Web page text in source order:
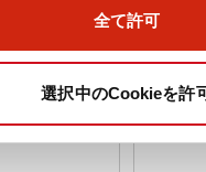
全て許可
選択中のCookieを許
常停止用押ボタン
形ボタン 2b1a ねじ
バー付 XN5E-
φ30 XNシ
スイッチ
端子形